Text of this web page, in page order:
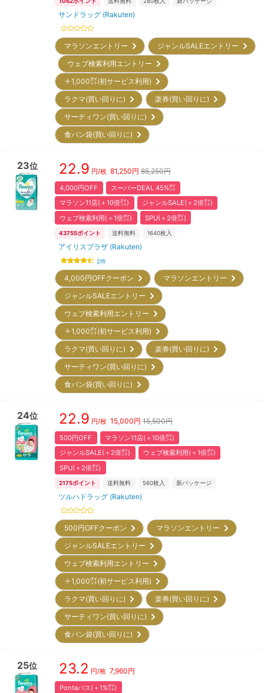
サンドラッグ (Rakuten)
マラソンエントリー
ジャンルSALEエントリー
ウェブ検索利用エントリー
＋1,000㌽(初サービス利用)
ラクマ(買い回りに)
楽券(買い回りに)
サーティワン(買い回りに)
食パン袋(買い回りに)
23位 22.9 円/枚 81,250円 85,250円
4,000円OFF
スーパーDEAL 45%㌽
マラソン11店(＋10倍㌽)
ジャンルSALE(＋2倍㌽)
ウェブ検索利用(＋1倍㌽)
SPU(＋2倍㌽)
43755ポイント 送料無料 1640枚入
アイリスプラザ (Rakuten)
2件
4,000円OFFクーポン
マラソンエントリー
ジャンルSALEエントリー
ウェブ検索利用エントリー
＋1,000㌽(初サービス利用)
ラクマ(買い回りに)
楽券(買い回りに)
サーティワン(買い回りに)
食パン袋(買い回りに)
24位 22.9 円/枚 15,000円 15,500円
500円OFF
マラソン11店(＋10倍㌽)
ジャンルSALE(＋2倍㌽)
ウェブ検索利用(＋1倍㌽)
SPU(＋2倍㌽)
2175ポイント 送料無料 560枚入 新パッケージ
ツルハドラッグ (Rakuten)
500円OFFクーポン
マラソンエントリー
ジャンルSALEエントリー
ウェブ検索利用エントリー
＋1,000㌽(初サービス利用)
ラクマ(買い回りに)
楽券(買い回りに)
サーティワン(買い回りに)
食パン袋(買い回りに)
25位 23.2 円/枚 7,960円
Pontaパス(＋1%㌽)